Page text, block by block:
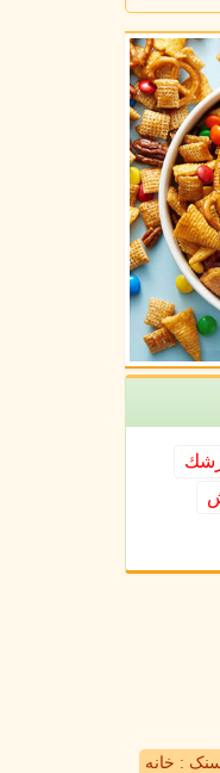
: خانه